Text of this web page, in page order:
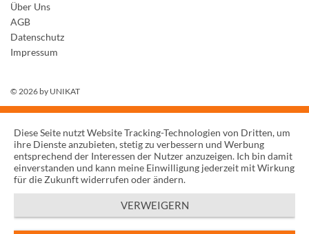
Über Uns
AGB
Datenschutz
Impressum
© 2026 by UNIKAT
Diese Seite nutzt Website Tracking-Technologien von Dritten, um
ihre Dienste anzubieten, stetig zu verbessern und Werbung
entsprechend der Interessen der Nutzer anzuzeigen. Ich bin damit
einverstanden und kann meine Einwilligung jederzeit mit Wirkung
für die Zukunft widerrufen oder ändern.
VERWEIGERN